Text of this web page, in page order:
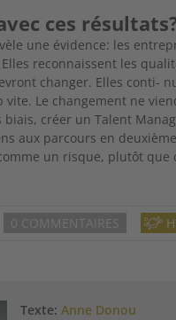
ces
une évidence: les
reconnaissent les
changer. Elles
Le changement ne
créer un Talent
aux parcours en
un risque, plutôt que
0 COMMENTAIRES
Texte:Anne Donou